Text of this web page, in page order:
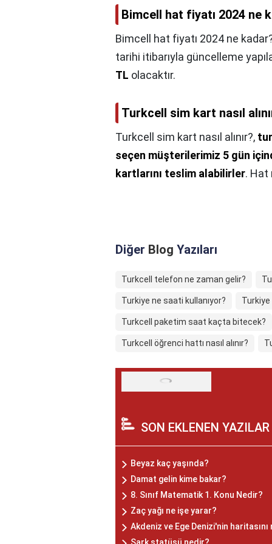
Bimcell hat fiyatı 2024 ne
Bimcell hat fiyatı 2024 ne
tarihi itibarıyla güncelleme
TL olacaktır.
Turkcell sim kart nasıl
Turkcell sim kart nasıl alınır?,
seçen müşterilerimiz 5 gün
kartlarını teslim alabilirler. Hat
Diğer Blog Yazıları
Turkcell telefon ne zaman gelir?
Turkiye ne saati kullanıyor?
Turkcell paketim saat kaçta bitecek?
Turkcell öğrenci hattı nasıl alınır?
SON EKLENEN YAZILAR
Beyaz kaç yaşında?
Damat gelin kime bakar?
8. Sınıf Matematik 1. Konu Nedir?
Zaç yağı ne işe yarar?
Akdeniz ve Ege Denizi'nin